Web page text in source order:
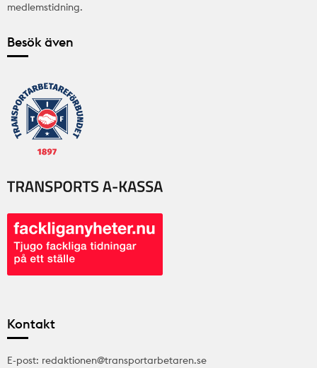
medlemstidning.
Besök även
Kontakt
E-post: redaktionen@transportarbetaren.se